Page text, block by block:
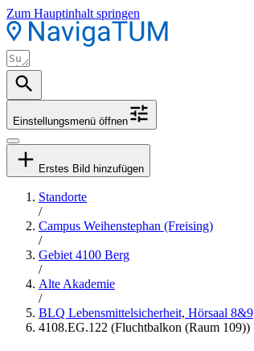
Zum Hauptinhalt springen
Einstellungsmenü öffnen
Erstes Bild hinzufügen
Standorte
/
Campus Weihenstephan (Freising)
/
Gebiet 4100 Berg
/
Alte Akademie
/
BLQ Lebensmittelsicherheit, Hörsaal 8&9
4108.EG.122 (Fluchtbalkon (Raum 109))